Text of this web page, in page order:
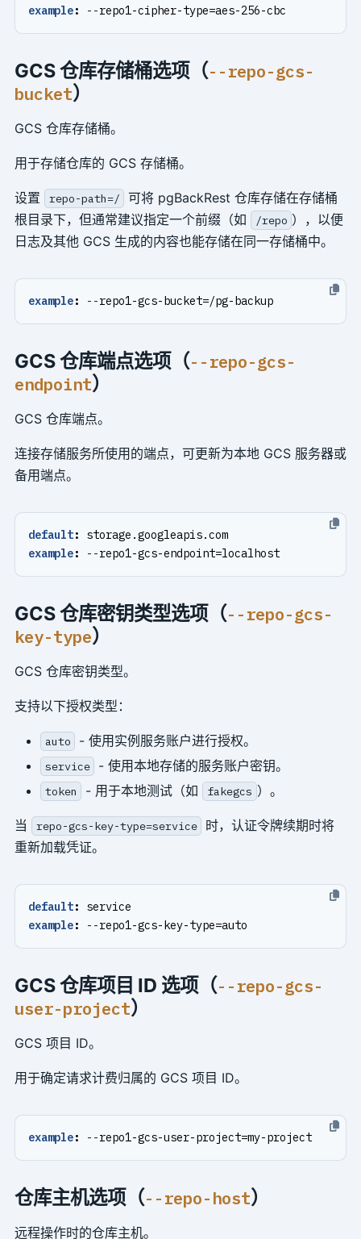
example: --repo1-cipher-type=aes-256-cbc
GCS 仓库存储桶选项（--repo-gcs-
bucket）
GCS 仓库存储桶。
用于存储仓库的 GCS 存储桶。
设置 repo-path=/
可将 pgBackRest 仓库存储在存储桶
根目录下，但通常建议指定一个前缀（如
/repo ），以便
日志及其他 GCS 生成的内容也能存储在同一存储桶中。
example: --repo1-gcs-bucket=/pg-backup
GCS 仓库端点选项（--repo-gcs-
endpoint）
GCS 仓库端点。
连接存储服务所使用的端点，可更新为本地 GCS 服务器或
备用端点。
default:
storage.googleapis.com
example: --repo1-gcs-endpoint=localhost
GCS 仓库密钥类型选项（--repo-gcs-
key-type）
GCS 仓库密钥类型。
支持以下授权类型：
auto - 使用实例服务账户进行授权。
service - 使用本地存储的服务账户密钥。
token - 用于本地测试（如 fakegcs ）。
当 repo-gcs-key-type=service
时，认证令牌续期时将
重新加载凭证。
default:
service
example: --repo1-gcs-key-type=auto
GCS 仓库项目 ID 选项（--repo-gcs-
user-project）
GCS 项目 ID。
用于确定请求计费归属的 GCS 项目 ID。
example: --repo1-gcs-user-project=my-project
仓库主机选项（--repo-host）
远程操作时的仓库主机。